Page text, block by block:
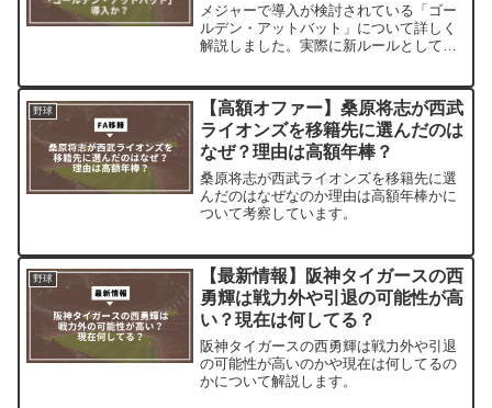
メジャーで導入が検討されている「ゴー
ルデン・アットバット」について詳しく
解説しました。実際に新ルールとして導
野球
【高額オファー】桑原将志が西武
ライオンズを移籍先に選んだのは
なぜ？理由は高額年棒？
桑原将志が西武ライオンズを移籍先に選
んだのはなぜなのか理由は高額年棒かに
ついて考察しています。
野球
【最新情報】阪神タイガースの西
勇輝は戦力外や引退の可能性が高
い？現在は何してる？
阪神タイガースの西勇輝は戦力外や引退
の可能性が高いのかや現在は何してるの
かについて解説します。